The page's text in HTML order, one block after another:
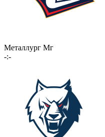
Металлург Мг
-:-